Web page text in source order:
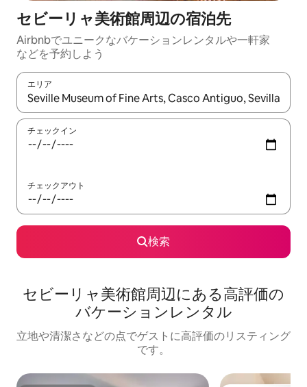
セビーリャ美術館⁠周⁠辺⁠の宿⁠泊⁠先
Airbnbでユニークなバ⁠ケ⁠ー⁠シ⁠ョ⁠ンレ⁠ン⁠タ⁠ルや一⁠軒⁠家
な⁠ど⁠を予⁠約⁠し⁠よ⁠う
エリア
検索結果が表示されたら、上下の矢印キーを使って移動するか
チェックイン
チェックアウト
検索
セビーリャ美術館⁠周⁠辺⁠に⁠あ⁠る高⁠評⁠価⁠の
バ⁠ケ⁠ー⁠シ⁠ョ⁠ン⁠レ⁠ン⁠タ⁠ル
立地や清潔さなどの点でゲストに高評価のリスティング
です。